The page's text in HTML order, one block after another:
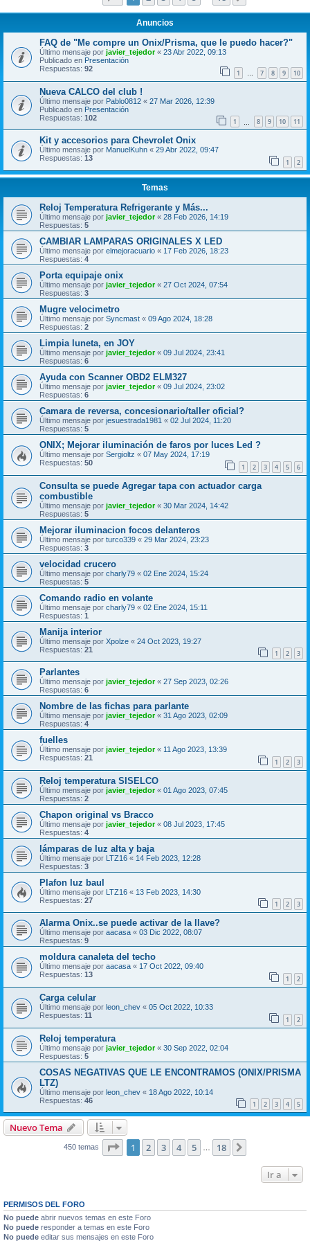
Anuncios
FAQ de "Me compre un Onix/Prisma, que le puedo hacer?"
Último mensaje por javier_tejedor« 23 Abr 2022, 09:13
Publicado en Presentación
Respuestas: 92 1 … 7 8 9 10
Nueva CALCO del club !
Último mensaje por Pablo0812 « 27 Mar 2026, 12:39
Publicado en Presentación
Respuestas: 102 1 8 9 10 11
Kit y accesorios para Chevrolet Onix
Último mensaje por ManuelKuhn « 29 Abr 2022, 09:47
Respuestas: 13 1 2
Temas
Reloj Temperatura Refrigerante y Más...
Último mensaje por javier_tejedor« 28 Feb 2026, 14:19
Respuestas: 5
CAMBIAR LAMPARAS ORIGINALES X LED
Último mensaje por elmejoracuario « 17 Feb 2026, 18:23
Respuestas: 4
Porta equipaje onix
Último mensaje por javier_tejedor« 27 Oct 2024, 07:54
Respuestas: 3
Mugre velocimetro
Último mensaje por Syncmast « 09 Ago 2024, 18:28
Respuestas: 2
Limpia luneta, en JOY
Último mensaje por javier_tejedor« 09 Jul 2024, 23:41
Respuestas: 6
Ayuda con Scanner OBD2 ELM327
Último mensaje por javier_tejedor« 09 Jul 2024, 23:02
Respuestas: 6
Camara de reversa, concesionario/taller oficial?
Último mensaje por jesuestrada1981 « 02 Jul 2024, 11:20
Respuestas: 5
ONIX; Mejorar iluminación de faros por luces Led ?
Último mensaje por Sergioltz « 07 May 2024, 17:19
Respuestas: 50 1 2 3 4 5 6
Consulta se puede Agregar tapa con actuador carga
combustible
Último mensaje por javier_tejedor« 30 Mar 2024, 14:42
Respuestas: 5
Mejorar iluminacion focos delanteros
Último mensaje por turco339 « 29 Mar 2024, 23:23
Respuestas: 3
velocidad crucero
Último mensaje por charly79 « 02 Ene 2024, 15:24
Respuestas: 5
Comando radio en volante
Último mensaje por charly79 « 02 Ene 2024, 15:11
Respuestas: 1
Manija interior
Último mensaje por Xpolze « 24 Oct 2023, 19:27
Respuestas: 21 1 2 3
Parlantes
Último mensaje por javier_tejedor« 27 Sep 2023, 02:26
Respuestas: 6
Nombre de las fichas para parlante
Último mensaje por javier_tejedor« 31 Ago 2023, 02:09
Respuestas: 4
fuelles
Último mensaje por javier_tejedor« 11 Ago 2023, 13:39
Respuestas: 21 1 2 3
Reloj temperatura SISELCO
Último mensaje por javier_tejedor« 01 Ago 2023, 07:45
Respuestas: 2
Chapon original vs Bracco
Último mensaje por javier_tejedor« 08 Jul 2023, 17:45
Respuestas: 4
lámparas de luz alta y baja
Último mensaje por LTZ16 « 14 Feb 2023, 12:28
Respuestas: 3
Plafon luz baul
Último mensaje por LTZ16 « 13 Feb 2023, 14:30
Respuestas: 27 1 2 3
Alarma Onix..se puede activar de la llave?
Último mensaje por aacasa « 03 Dic 2022, 08:07
Respuestas: 9
moldura canaleta del techo
Último mensaje por aacasa « 17 Oct 2022, 09:40
Respuestas: 13 1 2
Carga celular
Último mensaje por leon_chev « 05 Oct 2022, 10:33
Respuestas: 11 1 2
Reloj temperatura
Último mensaje por javier_tejedor« 30 Sep 2022, 02:04
Respuestas: 5
COSAS NEGATIVAS QUE LE ENCONTRAMOS (ONIX/PRISMA
LTZ)
Último mensaje por leon_chev « 18 Ago 2022, 10:14
Respuestas: 46 1 2 3 4 5
Nuevo Tema
450 temas Página de 18
1 2 3 4 5 … 18
Ir a
PERMISOS DEL FORO
No puede abrir nuevos temas en este Foro
No puede responder a temas en este Foro
No puede editar sus mensajes en este Foro